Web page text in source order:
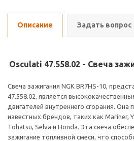
Описание Задать вопрос
Osculati 47.558.02 - Свеча
Свеча зажигания NGK BR7HS-10,
47.558.02, является
двигателей внутреннего сгорания. Она
известных брендов, таких как Mariner,
Tohatsu, Selva и Honda. Эта свеча
зажигание топливной смеси, что